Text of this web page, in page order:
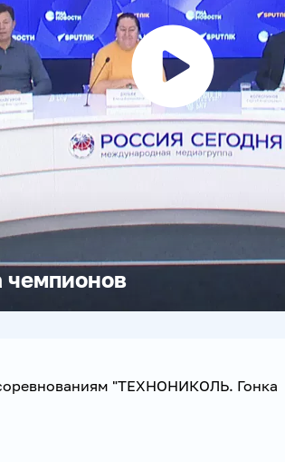
Воспроизвести
видео
"ТЕХНОНИКОЛЬ. Гонка